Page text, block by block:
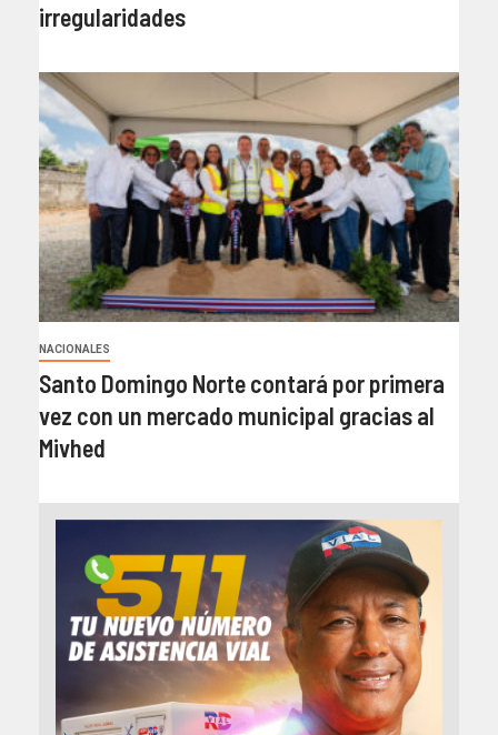
irregularidades
NACIONALES
Santo Domingo Norte contará por primera
vez con un mercado municipal gracias al
Mivhed